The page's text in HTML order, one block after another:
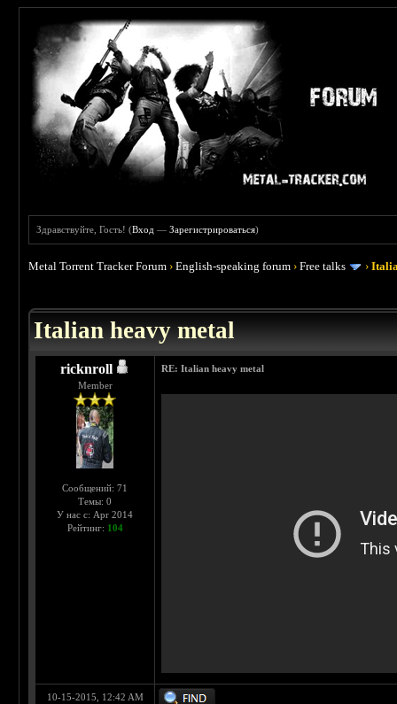
Здравствуйте, Гость! (Вход —Зарегистрироваться)
Metal Torrent Tracker Forum ›English-speaking forum ›Free talks ›
Italian heavy metal
ricknroll
Member
Сообщений: 71
Темы: 0
У нас с: Apr 2014
Рейтинг: 104
RE: Italian heavy metal
10-15-2015, 12:42 AM